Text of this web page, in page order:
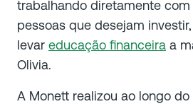
trabalhando diretamente
pessoas que desejam
levar educação financeira a
Olivia.
A Monett realizou ao longo